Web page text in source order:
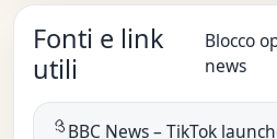
Fonti e link
utili
Blocco
news
BBC News – TikTok